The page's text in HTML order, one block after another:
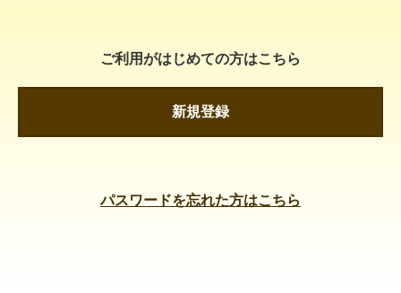
ご利用がはじめての方はこちら
新規登録
パスワードを忘れた方はこちら